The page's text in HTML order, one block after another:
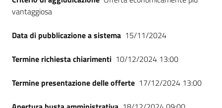
vantaggiosa
Data di pubblicazione a sistema 15/11/2024
Termine richiesta chiarimenti 10/12/2024 13:00
Termine presentazione delle offerte 17/12/2024 13:00